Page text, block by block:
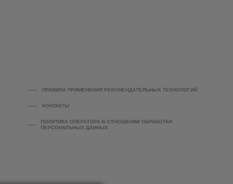
ПРАВИЛА ПРИМЕНЕНИЯ РЕКОМЕНДАТЕЛЬНЫХ ТЕХНОЛОГИЙ
КОНТАКТЫ
ПОЛИТИКА ОПЕРАТОРА В ОТНОШЕНИИ ОБРАБОТКИ
ПЕРСОНАЛЬНЫХ ДАННЫХ